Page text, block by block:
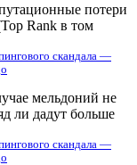
потери
Rank в том
скандала —
мельдоний не
ли дадут больше
скандала —